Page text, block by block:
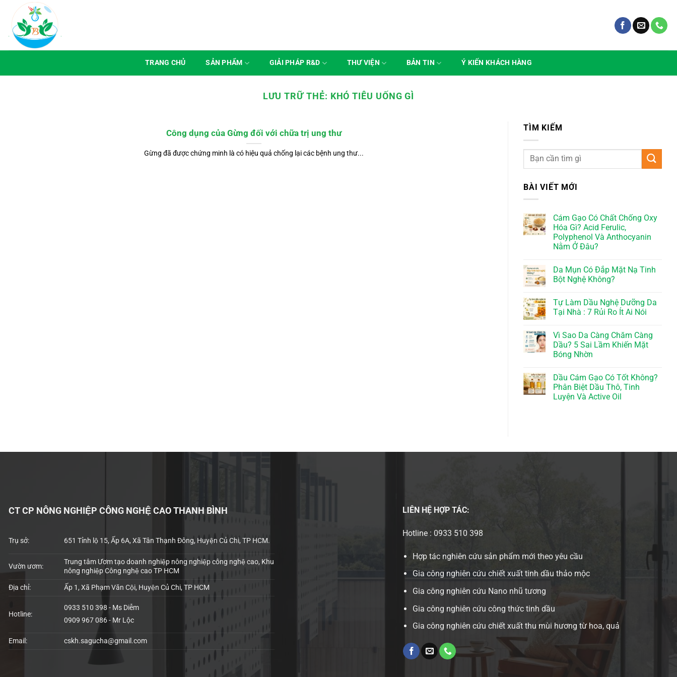
Chuyển
đến
dung
TRANG CHỦ SẢN PHẨM GIẢI PHÁP R&D THƯ VIỆN BẢN TIN Ý KIẾN KHÁCH HÀNG
LƯU TRỮ THẺ: KHÓ TIÊU UỐNG GÌ
Công dụng của Gừng đối với chữa trị ung thư
Gừng đã được chứng minh là có hiệu quả chống lại các bệnh ung thư...
TÌM KIẾM
BÀI VIẾT MỚI
Cám Gạo Có Chất Chống Oxy
Hóa Gì? Acid Ferulic,
Polyphenol Và Anthocyanin
Nằm Ở Đâu?
Da Mụn Có Đắp Mặt Nạ Tinh
Bột Nghệ Không?
Tự Làm Dầu Nghệ Dưỡng Da
Tại Nhà : 7 Rủi Ro Ít Ai Nói
Vì Sao Da Càng Chăm Càng
Dầu? 5 Sai Lầm Khiến Mặt
Bóng Nhờn
Dầu Cám Gạo Có Tốt Không?
Phân Biệt Dầu Thô, Tinh
Luyện Và Active Oil
CT CP NÔNG NGHIỆP CÔNG NGHỆ CAO THANH BÌNH
Trụ sở: 651 Tỉnh lộ 15, Ấp 6A, Xã Tân Thạnh Đông, Huyện Củ Chi, TP HCM.
Vườn ươm:
Trung tâm Ươm tạo doanh nghiệp nông nghiệp công nghệ cao, Khu
nông nghiệp Công nghệ cao TP HCM
Địa chỉ: Ấp 1, Xã Phạm Văn Cội, Huyện Củ Chi, TP HCM
Hotline:
0933 510 398 - Ms Diễm
0909 967 086 - Mr Lộc
Email: cskh.sagucha@gmail.com
LIÊN HỆ HỢP TÁC:
Hotline : 0933 510 398
Hợp tác nghiên cứu sản phẩm mới theo yêu cầu
Gia công nghiên cứu chiết xuất tinh dầu thảo mộc
Gia công nghiên cứu Nano nhũ tương
Gia công nghiên cứu công thức tinh dầu
Gia công nghiên cứu chiết xuất thu mùi hương từ hoa, quả